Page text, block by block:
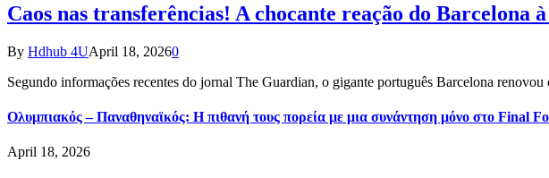
Caos nas transferências! A chocante reação do
By Hdhub 4UApril 18, 20260
Segundo informações recentes do jornal The Guardian, o gigante português Barcelona
Ολυμπιακός – Παναθηναϊκός: Η πιθανή τους πορεία με μια συνάντηση μόνο στο Final
April 18, 2026